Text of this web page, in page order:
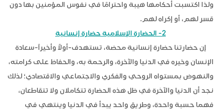
ولذا اكتسبت أحكامها هيبة واحترامًا في نفوس المؤمنين بها دون
قسر لهم، أو إكراه لهم.
2- الحضارة الإسلامية حضارة إنسانية
إن حضارتنا حضارة إنسانية محضة، تستهدف-أولاً وأخيراً-سعادة
الإنسان وخيره في الدنيا والآخرة، والرحمة به، والحفاظ على كرامته،
والنهوض بمستواه الروحي والفكري والاجتماعي والاقتصادي؛ لذلك
نجد أن الدنيا والآخرة في ظل هذه الحضارة تتكاملان ولا تتقاطعان،
فهما حسبة واحدة، وطريق واحد يبدأ في الدنيا وينتهي في